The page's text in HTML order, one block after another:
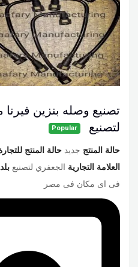
تصنيع وصله بنزين
لتصنيع
Popular
حالة المنتج جديد حالة المنتج
العلامة التجارية الجعفري لتصنيع
فى اى مكان فى مصر